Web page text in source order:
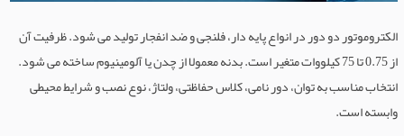
الکتروموتور دو دور در انواع پایه دار، فلنجی و ضد انفجار تولید می شود. ظرفیت آن
از 0.75 تا 75 کیلووات متغیر است. بدنه معمولا از چدن یا آلومینیوم ساخته می شود.
انتخاب مناسب به توان، دور نامی، کلاس حفاظتی، ولتاژ، نوع نصب و شرایط محیطی
وابسته است.